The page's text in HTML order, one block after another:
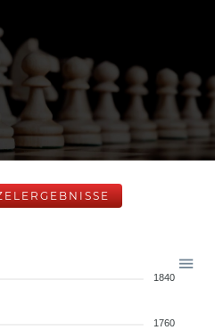
1840
1760